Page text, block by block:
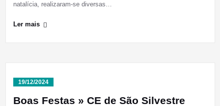
natalícia, realizaram-se diversas…
Ler mais
19/12/2024
Boas Festas » CE de São Silvestre